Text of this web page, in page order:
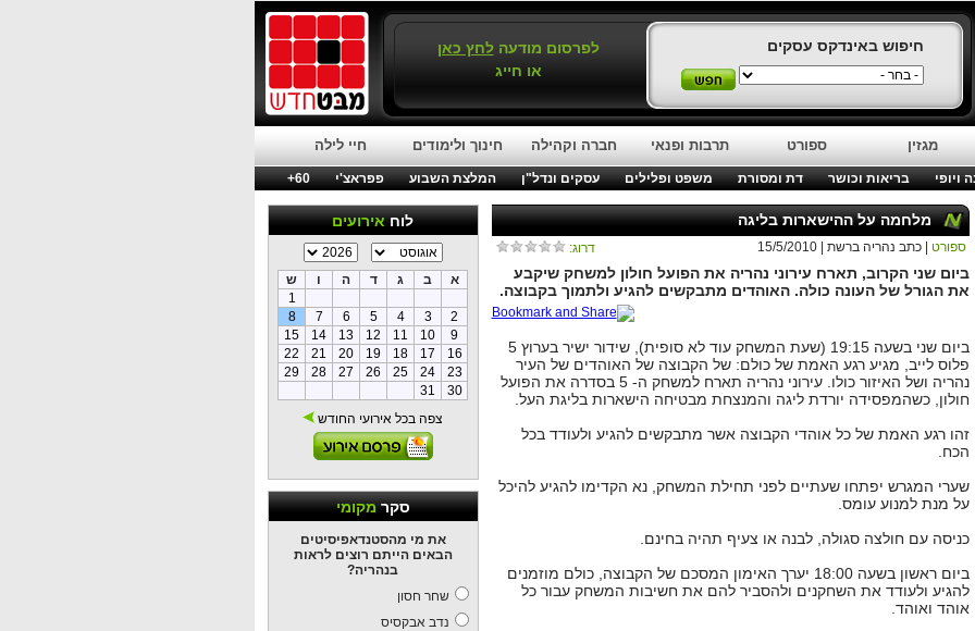
חיפוש באינדקס עסקים לפרסום מודעהלחץ כאן
או חייג
מגזין ספורט תרבות ופנאי חברה וקהילה חינוך ולימודים חיי לילה
ויופי בריאות וכושר דת ומסורת משפט ופלילים עסקים ונדל"ן המלצת השבוע פפראצ'י
60+
לוחאירועים
א ב ג ד ה ו
ש
1
2
3
4
5
6
7
8
9
10
11
12
13
14
15
16
17
18
19
20
21
22
23
24
25
26
27
28
29
30
31
צפה בכל אירועי החודש
סקרמקומי
את מי מהסטנדאפיסיטים
הבאים הייתם רוצים לראות
בנהריה?
שחר חסון
נדב אבקסיס
מלחמה על ההישארות בליגה
דרוג: ספורט | כתב נהריה ברשת | 15/5/2010
ביום שני הקרוב, תארח עירוני נהריה את הפועל חולון למשחק שיקבע
את הגורל של העונה כולה. האוהדים מתבקשים להגיע ולתמוך בקבוצה.
ביום שני בשעה 19:15 (שעת המשחק עוד לא סופית), שידור ישיר בערוץ 5
פלוס לייב, מגיע רגע האמת של כולם: של הקבוצה של האוהדים של העיר
נהריה ושל האיזור כולו. עירוני נהריה תארח למשחק ה- 5 בסדרה את הפועל
חולון, כשהמפסידה יורדת ליגה והמנצחת מבטיחה הישארות בליגת העל.
זהו רגע האמת של כל אוהדי הקבוצה אשר מתבקשים להגיע ולעודד בכל
הכח.
שערי המגרש יפתחו שעתיים לפני תחילת המשחק, נא הקדימו להגיע להיכל
על מנת למנוע עומס.
כניסה עם חולצה סגולה, לבנה או צעיף תהיה בחינם.
ביום ראשון בשעה 18:00 יערך האימון המסכם של הקבוצה, כולם מוזמנים
להגיע ולעודד את השחקנים ולהסביר להם את חשיבות המשחק עבור כל
אוהד ואוהד.